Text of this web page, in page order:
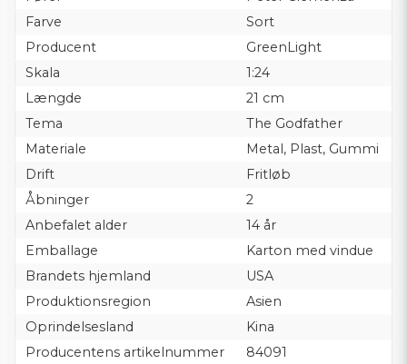
Farve
Sort
Producent
GreenLight
Skala
1:24
Længde
21 cm
Tema
The Godfather
Materiale
Metal, Plast, Gummi
Drift
Fritløb
Åbninger
2
Anbefalet alder
14 år
Emballage
Karton med vindue
Brandets hjemland
USA
Produktionsregion
Asien
Oprindelsesland
Kina
Producentens artikelnummer
84091